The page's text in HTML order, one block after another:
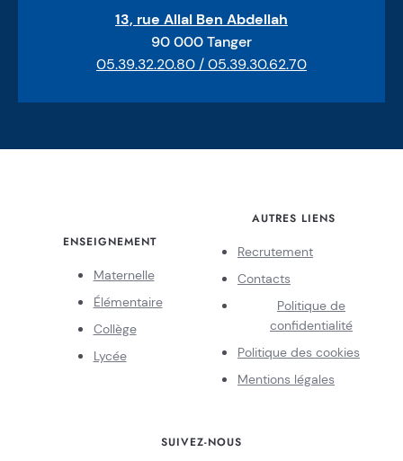
13, rue Allal Ben Abdellah
90 000 Tanger
05.39.32.20.80 / 05.39.30.62.70
ENSEIGNEMENT
Maternelle
Élémentaire
Collège
Lycée
AUTRES LIENS
Recrutement
Contacts
Politique de
confidentialité
Politique des cookies
Mentions légales
SUIVEZ-NOUS